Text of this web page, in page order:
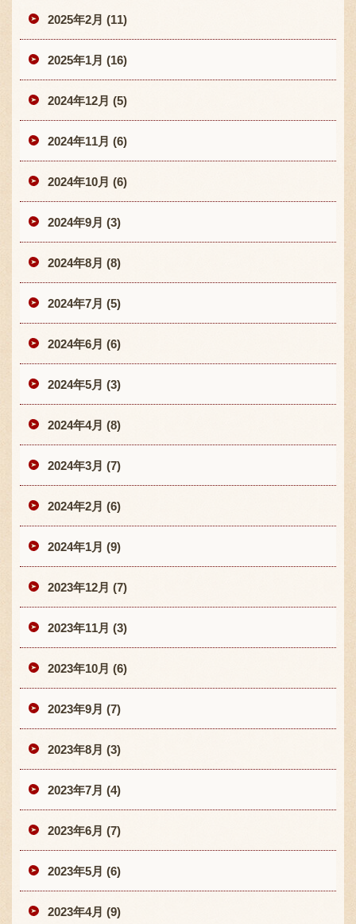
2025年2月 (11)
2025年1月 (16)
2024年12月 (5)
2024年11月 (6)
2024年10月 (6)
2024年9月 (3)
2024年8月 (8)
2024年7月 (5)
2024年6月 (6)
2024年5月 (3)
2024年4月 (8)
2024年3月 (7)
2024年2月 (6)
2024年1月 (9)
2023年12月 (7)
2023年11月 (3)
2023年10月 (6)
2023年9月 (7)
2023年8月 (3)
2023年7月 (4)
2023年6月 (7)
2023年5月 (6)
2023年4月 (9)